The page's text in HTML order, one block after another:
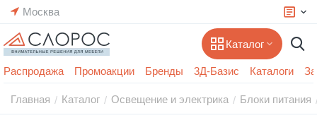
Москва
Каталог
Распродажа Промоакции Бренды 3Д-Базис Каталоги
Главная / Каталог / Освещение и электрика / Блоки питания